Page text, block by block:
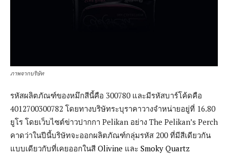
ภาพจากบริษัท
รหัสผลิตภัณฑ์ของหมึกสีนี้คือ 300780 และมีรหัสบาร์โค้ดคือ
4012700300782 โดยทางบริษัทระบุราคาวางจำหน่ายอยู่ที่ 16.80
ยูโร โดยเว็บไซต์ข่าวปากกา Pelikan อย่าง The Pelikan’s Perch
คาดว่าในปีนี้บริษัทจะออกผลิตภัณฑ์กลุ่มรหัส 200 ที่มีสีเดียวกัน
แบบเดียวกับที่เคยออกในสี Olivine และ Smoky Quartz